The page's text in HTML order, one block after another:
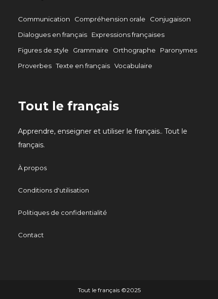
Communication Compréhension orale
Conjugaison
Dialogues en français
Expressions françaises
Figures de style
Grammaire Orthographe
Paronymes
Proverbes Texte en français Vocabulaire
Tout le français
Apprendre, enseigner et utiliser le français.. Tout le
français.
À propos
Conditions d'utilisation
Politiques de confidentialité
Contact
Tout le français ©️2025